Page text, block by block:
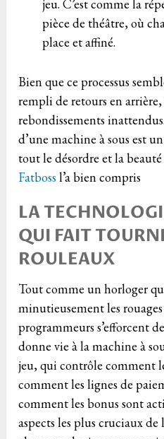
jeu. C’est comme la
pièce de théâtre, où
place et affiné.
Bien que ce processus
rempli de retours en
rebondissements
d’une machine à sous est
tout le désordre et la
Fatboss l’a bien compris
LA
QUI FAIT
ROULEAUX
Tout comme un horloger
minutieusement les
programmeurs s’efforcent
donne vie à la machine à
jeu, qui contrôle comment
comment les lignes de
comment les bonus sont
aspects les plus cruciaux